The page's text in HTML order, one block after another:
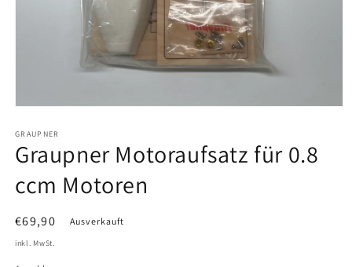
in
Modal
öffnen
GRAUPNER
Graupner Motoraufsatz für 0.8
ccm Motoren
Normaler
Preis
€69,90 Ausverkauft
inkl. MwSt.